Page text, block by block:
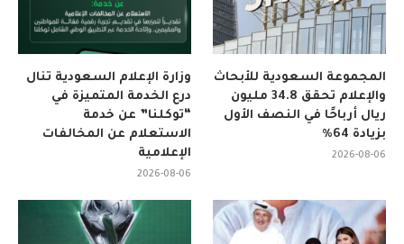
وزارة الإعلام السعودية تنال
درع الخدمة المتميزة في
“توكلنا” عن خدمة
الاستعلام عن المخالفات
الإعلامية
2026-08-06
المجموعة السعودية للأبحاث
والإعلام تحقق 34.8 مليون
ريال أرباحًا في النصف الأول
بزيادة 64%
2026-08-06